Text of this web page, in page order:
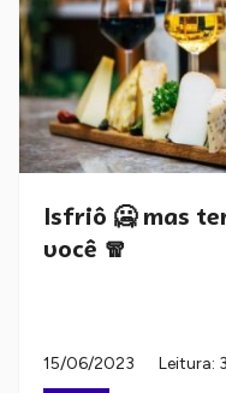
Isfriô 🥶 mas
você 🧣
15/06/2023
Leitura: